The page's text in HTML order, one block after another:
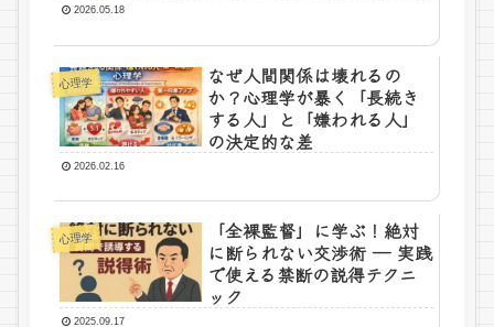
2026.05.18
心理学
なぜ人間関係は壊れるの
か？心理学が暴く「長続き
する人」と「嫌われる人」
の決定的な差
2026.02.16
心理学
「全裸監督」に学ぶ！絶対
に断られない交渉術 ― 実践
で使える禁断の説得テクニ
ック
2025.09.17